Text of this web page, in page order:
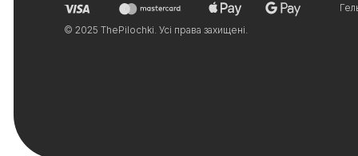
© 2025 ThePilochki. Усі права захищені.